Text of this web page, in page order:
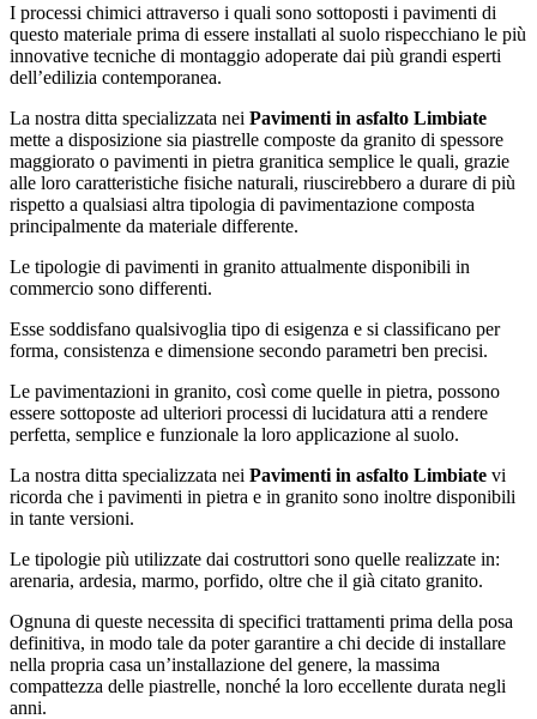
I processi chimici attraverso i quali sono sottoposti i pavimenti di
questo materiale prima di essere installati al suolo rispecchiano le più
innovative tecniche di montaggio adoperate dai più grandi esperti
dell’edilizia contemporanea.
La nostra ditta specializzata nei Pavimenti in asfalto Limbiate
mette a disposizione sia piastrelle composte da granito di spessore
maggiorato o pavimenti in pietra granitica semplice le quali, grazie
alle loro caratteristiche fisiche naturali, riuscirebbero a durare di più
rispetto a qualsiasi altra tipologia di pavimentazione composta
principalmente da materiale differente.
Le tipologie di pavimenti in granito attualmente disponibili in
commercio sono differenti.
Esse soddisfano qualsivoglia tipo di esigenza e si classificano per
forma, consistenza e dimensione secondo parametri ben precisi.
Le pavimentazioni in granito, così come quelle in pietra, possono
essere sottoposte ad ulteriori processi di lucidatura atti a rendere
perfetta, semplice e funzionale la loro applicazione al suolo.
La nostra ditta specializzata nei Pavimenti in asfalto Limbiate vi
ricorda che i pavimenti in pietra e in granito sono inoltre disponibili
in tante versioni.
Le tipologie più utilizzate dai costruttori sono quelle realizzate in:
arenaria, ardesia, marmo, porfido, oltre che il già citato granito.
Ognuna di queste necessita di specifici trattamenti prima della posa
definitiva, in modo tale da poter garantire a chi decide di installare
nella propria casa un’installazione del genere, la massima
compattezza delle piastrelle, nonché la loro eccellente durata negli
anni.